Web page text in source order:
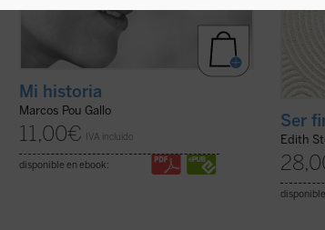
Mi historia
Marcos Pou Gallo
11,00€ IVA incluido
disponible en ebook:
Ser
Edith